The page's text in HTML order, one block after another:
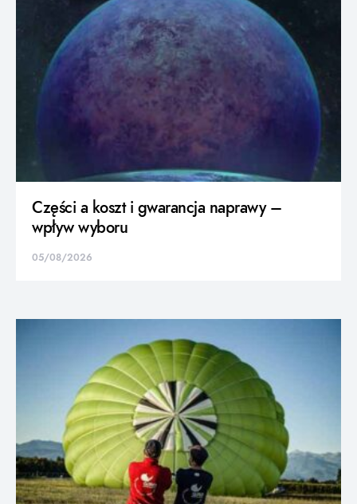
Części a koszt i gwarancja naprawy –
wpływ wyboru
05/08/2026